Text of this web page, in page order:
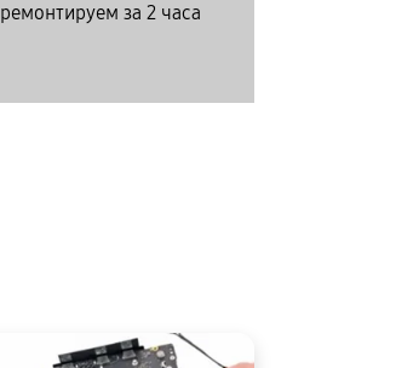
ремонтируем за 2 часа